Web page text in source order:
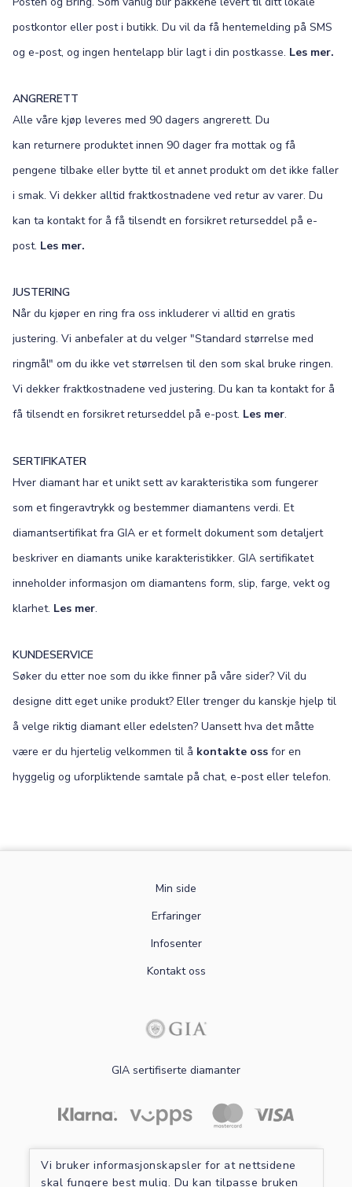
Vi bruker informasjonskapsler for at nettsidene
skal fungere best mulig. Du kan tilpasse bruken
postkontor eller post i butikk. Du vil da få hentemelding på SMS
og e-post, og ingen hentelapp blir lagt i din postkasse. Les mer.
ANGRERETT
Alle våre kjøp leveres med 90 dagers angrerett. Du
kan returnere produktet innen 90 dager fra mottak og få
pengene tilbake eller bytte til et annet produkt om det ikke faller
i smak. Vi dekker alltid fraktkostnadene ved retur av varer. Du
kan ta kontakt for å få tilsendt en forsikret returseddel på e-
post. Les mer.
JUSTERING
Når du kjøper en ring fra oss inkluderer vi alltid en gratis
justering. Vi anbefaler at du velger "Standard størrelse med
ringmål" om du ikke vet størrelsen til den som skal bruke ringen.
Vi dekker fraktkostnadene ved justering. Du kan ta kontakt for å
få tilsendt en forsikret returseddel på e-post. Les mer.
SERTIFIKATER
Hver diamant har et unikt sett av karakteristika som fungerer
som et fingeravtrykk og bestemmer diamantens verdi. Et
diamantsertifikat fra GIA er et formelt dokument som detaljert
beskriver en diamants unike karakteristikker. GIA sertifikatet
inneholder informasjon om diamantens form, slip, farge, vekt og
klarhet. Les mer.
KUNDESERVICE
Søker du etter noe som du ikke finner på våre sider? Vil du
designe ditt eget unike produkt? Eller trenger du kanskje hjelp til
å velge riktig diamant eller edelsten? Uansett hva det måtte
være er du hjertelig velkommen til å kontakte oss for en
hyggelig og uforpliktende samtale på chat, e-post eller telefon.
Min side
Erfaringer
Infosenter
Kontakt oss
GIA sertifiserte diamanter
Les mer om sikker betaling